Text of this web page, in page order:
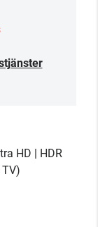
HD | HDR